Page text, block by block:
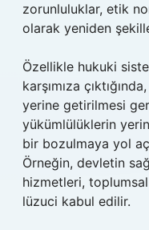
zorunluluklar, etik
olarak yeniden
Özellikle hukuki
karşımıza
yerine getirilmesi
yükümlülüklerin
bir bozulmaya yol
Örneğin, devletin
hizmetleri,
lüzuci kabul edilir.